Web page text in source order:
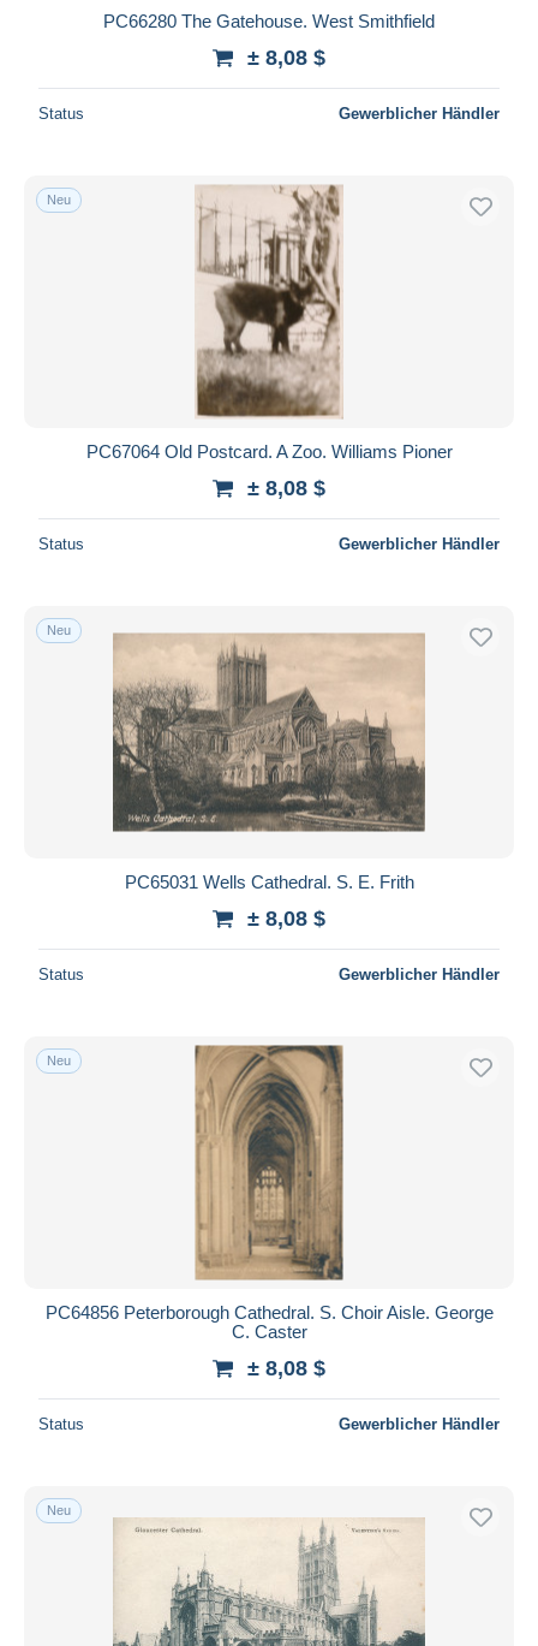
PC66280 The Gatehouse. West Smithfield
± 8,08 $
Status Gewerblicher Händler
Neu
PC67064 Old Postcard. A Zoo. Williams Pioner
± 8,08 $
Status Gewerblicher Händler
Neu
PC65031 Wells Cathedral. S. E. Frith
± 8,08 $
Status Gewerblicher Händler
Neu
PC64856 Peterborough Cathedral. S. Choir Aisle. George
C. Caster
± 8,08 $
Status Gewerblicher Händler
Neu